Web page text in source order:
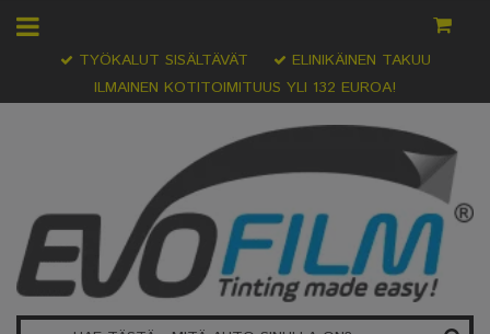
ILMAINEN KOTITOIMITUUS YLI 132 EUROA!
TYÖKALUT SISÄLTÄVÄT ELINIKÄINEN TAKUU